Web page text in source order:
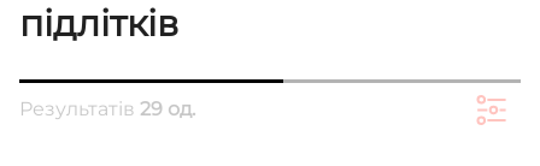
підлітків
Результатів 29 од.